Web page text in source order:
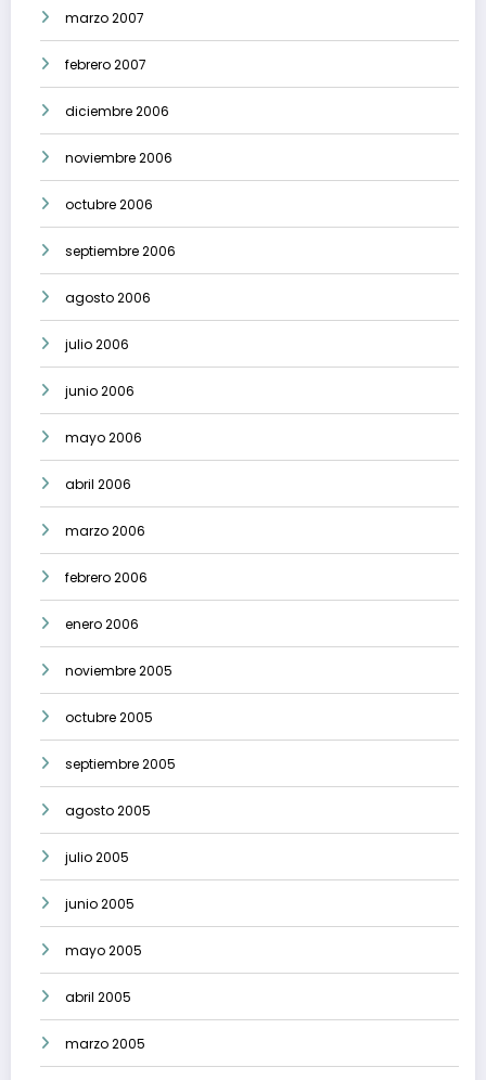
marzo 2007
febrero 2007
diciembre 2006
noviembre 2006
octubre 2006
septiembre 2006
agosto 2006
julio 2006
junio 2006
mayo 2006
abril 2006
marzo 2006
febrero 2006
enero 2006
noviembre 2005
octubre 2005
septiembre 2005
agosto 2005
julio 2005
junio 2005
mayo 2005
abril 2005
marzo 2005